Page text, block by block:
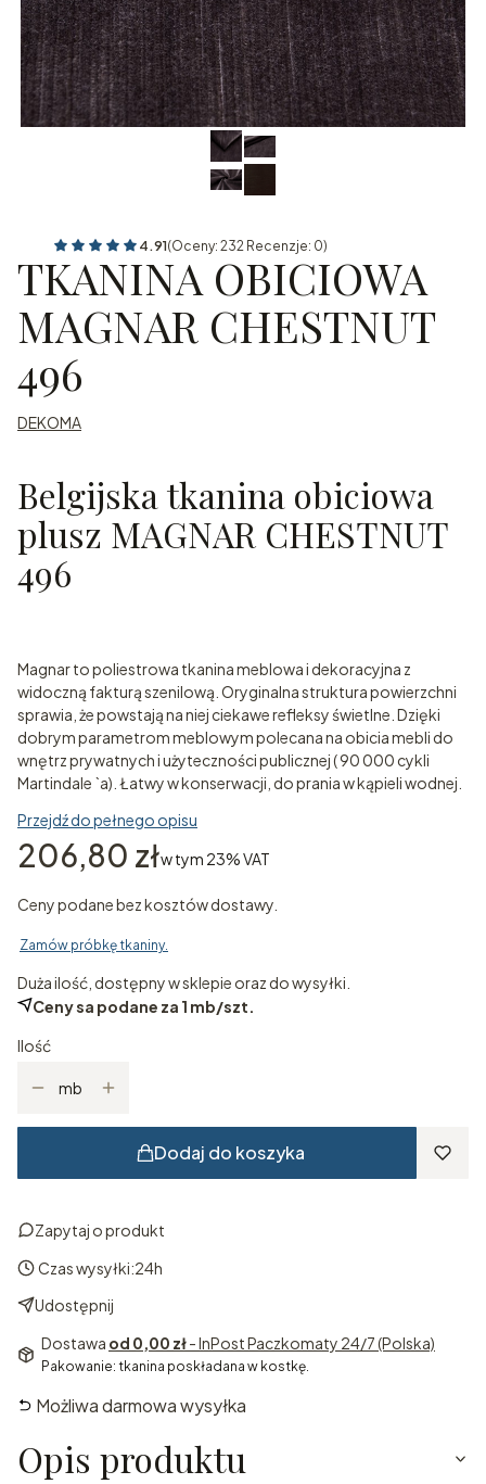
4.91(Oceny: 232 Recenzje: 0)
TKANINA OBICIOWA
MAGNAR CHESTNUT
496
DEKOMA
Belgijska tkanina obiciowa
plusz MAGNAR CHESTNUT
496
Magnar to poliestrowa tkanina meblowa i dekoracyjna z
widoczną fakturą szenilową. Oryginalna struktura powierzchni
sprawia, że powstają na niej ciekawe refleksy świetlne. Dzięki
dobrym parametrom meblowym polecana na obicia mebli do
wnętrz prywatnych i użyteczności publicznej ( 90 000 cykli
Martindale `a). Łatwy w konserwacji, do prania w kąpieli wodnej.
Przejdź do pełnego opisu
Cena
206,80 złw tym 23% VAT
w tym 23%VAT
Ceny podane bez kosztów dostawy.
Zamów próbkę tkaniny.
Duża ilość, dostępny w sklepie oraz do wysyłki.
Ceny sa podane za 1 mb/szt.
Ilość
mb
Dodaj do koszyka
Zapytaj o produkt
Czas wysyłki:24h
Udostępnij
Dostawa od 0,00 zł- InPost Paczkomaty 24/7 (Polska)
Pakowanie: tkanina poskładana w kostkę.
Możliwa darmowa wysyłka
Opis produktu